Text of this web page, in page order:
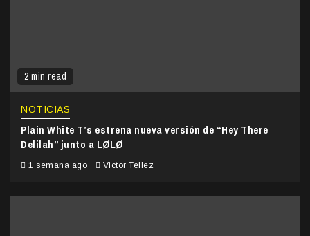
2 min read
NOTICIAS
Plain White T’s estrena nueva versión de “Hey There
Delilah” junto a LØLØ
1 semana ago Victor Tellez